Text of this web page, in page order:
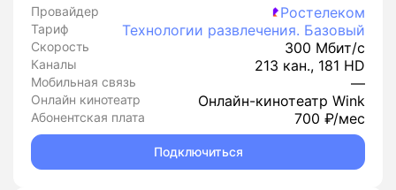
Провайдер Ростелеком
Тариф Технологии развлечения. Базовый
Скорость 300 Мбит/с
Каналы 213 кан., 181 HD
Мобильная связь —
Онлайн кинотеатр Онлайн-кинотеатр Wink
Абонентская плата 700 ₽/мес
Подключиться